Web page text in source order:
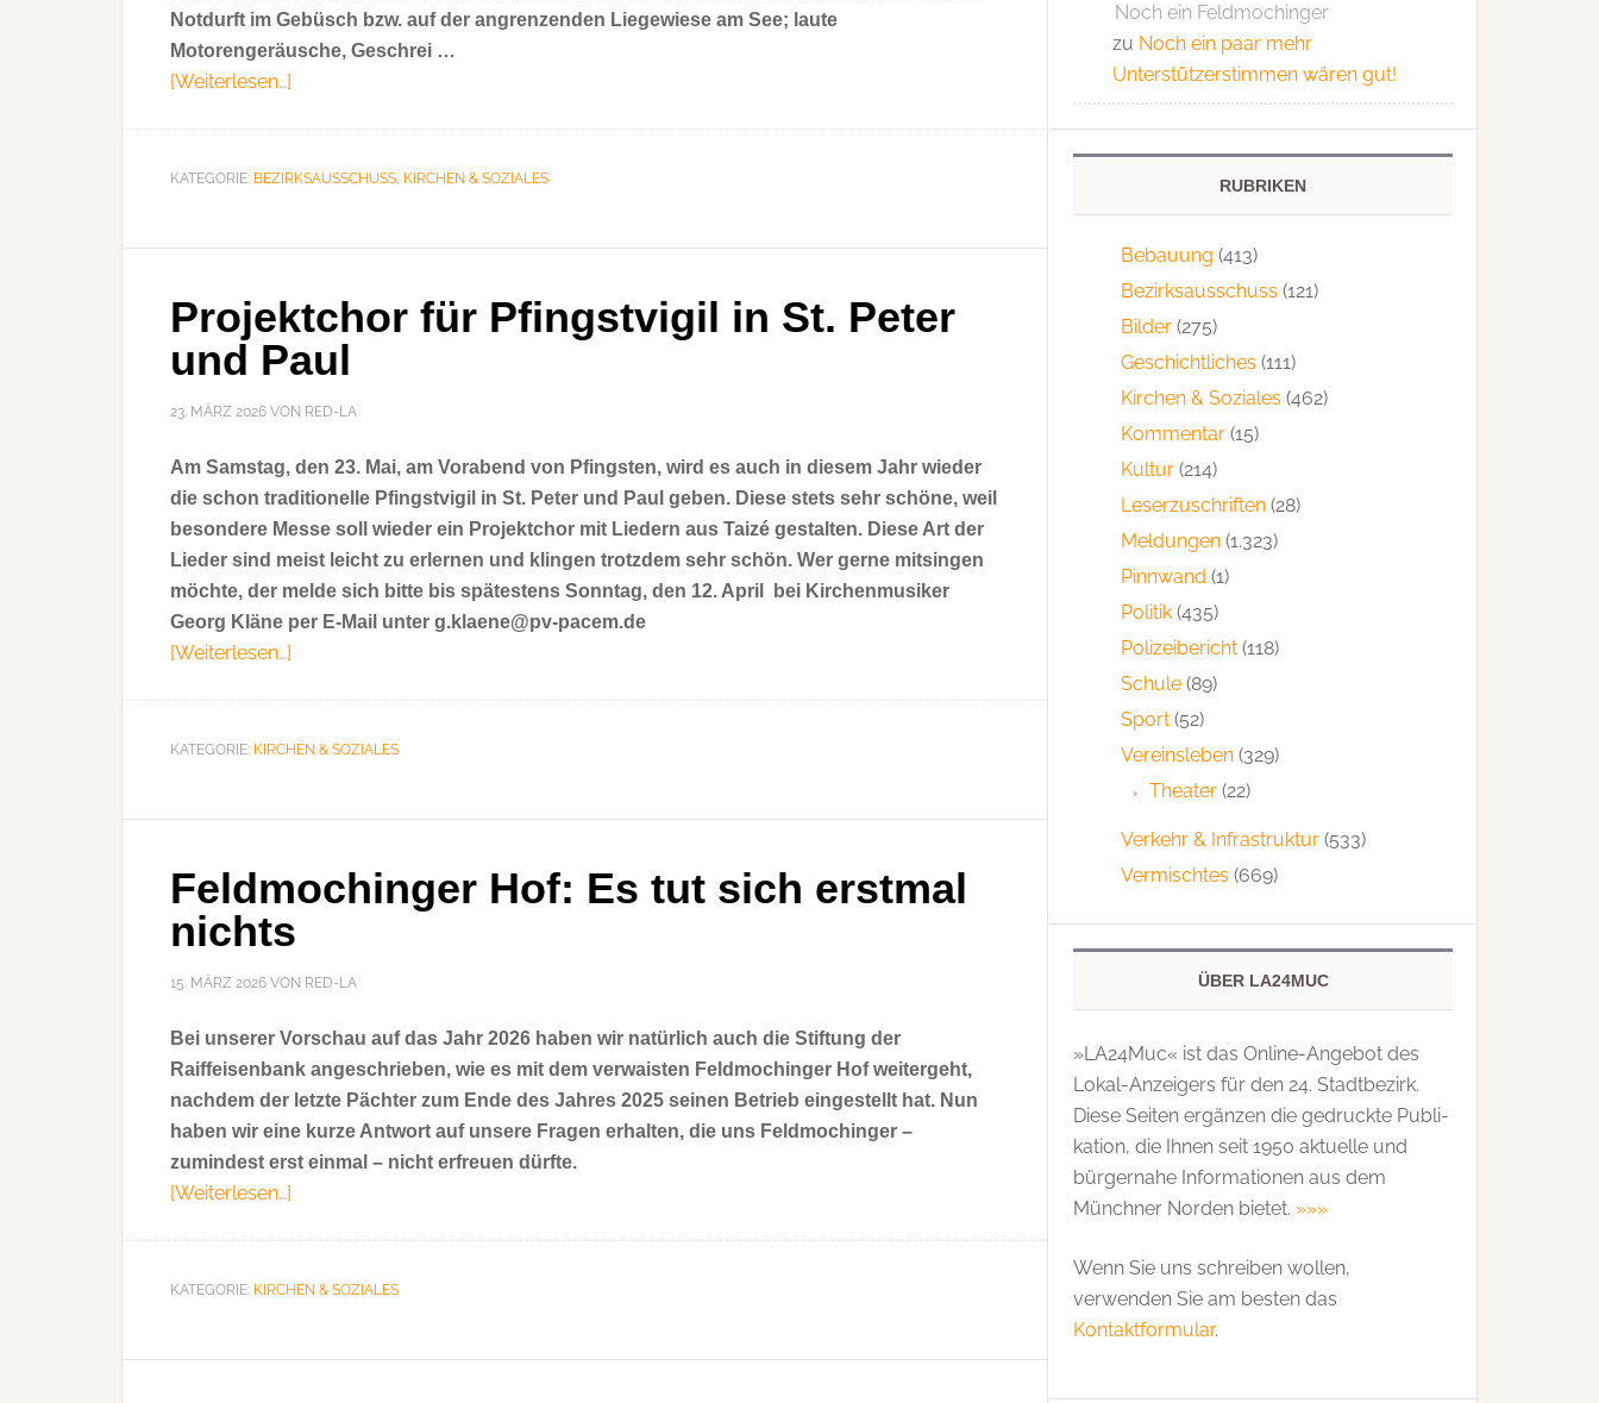
Notdurft im Gebüsch bzw. auf der angrenzenden Liegewiese am See; laute
Motorengeräusche, Geschrei …
[Weiterlesen…]
am
KATEGORIE: BEZIRKSAUSSCHUSS, KIRCHEN & SOZIALES
Projektchor für Pfingstvigil in St. Peter
und Paul
23. MÄRZ 2026 VON RED-LA
Am Samstag, den 23. Mai, am Vorabend von Pfingsten, wird es auch in diesem Jahr wieder
die schon traditionelle Pfingstvigil in St. Peter und Paul geben. Diese stets sehr schöne, weil
besondere Messe soll wieder ein Projektchor mit Liedern aus Taizé gestalten. Diese Art der
Lieder sind meist leicht zu erlernen und klingen trotzdem sehr schön. Wer gerne mitsingen
möchte, der melde sich bitte bis spätestens Sonntag, den 12. April bei Kirchenmusiker
Georg Kläne per E-Mail unter g.klaene@pv-pacem.de
[Weiterlesen…]
in
KATEGORIE: KIRCHEN & SOZIALES
Feldmochinger Hof: Es tut sich erstmal
nichts
15. MÄRZ 2026 VON RED-LA
Bei unserer Vorschau auf das Jahr 2026 haben wir natürlich auch die Stiftung der
Raiffeisenbank angeschrieben, wie es mit dem verwaisten Feldmochinger Hof weitergeht,
nachdem der letzte Pächter zum Ende des Jahres 2025 seinen Betrieb eingestellt hat. Nun
haben wir eine kurze Antwort auf unsere Fragen erhalten, die uns Feldmochinger –
zumindest erst einmal – nicht erfreuen dürfte.
[Weiterlesen…]
tut
KATEGORIE: KIRCHEN & SOZIALES
Noch ein Feldmochinger
zu Noch ein paar mehr
Unterstützerstimmen wären gut!
RUBRIKEN
Bebauung (413)
Bezirksausschuss (121)
Bilder (275)
Geschichtliches (111)
Kirchen & Soziales (462)
Kommentar (15)
Kultur (214)
Leserzuschriften (28)
Meldungen (1.323)
Pinnwand (1)
Politik (435)
Polizeibericht (118)
Schule (89)
Sport (52)
Vereinsleben (329)
Theater (22)
Verkehr & Infrastruktur (533)
Vermischtes (669)
ÜBER LA24MUC
»LA24Muc« ist das Online-Angebot des
Lokal-Anzeigers für den 24. Stadtbezirk.
Diese Seiten ergänzen die gedruckte Publi­
kation, die Ihnen seit 1950 aktuelle und
bürgernahe Informationen aus dem
Münchner Norden bietet. »»»
Wenn Sie uns schreiben wollen,
verwenden Sie am besten das
Kontaktformular.